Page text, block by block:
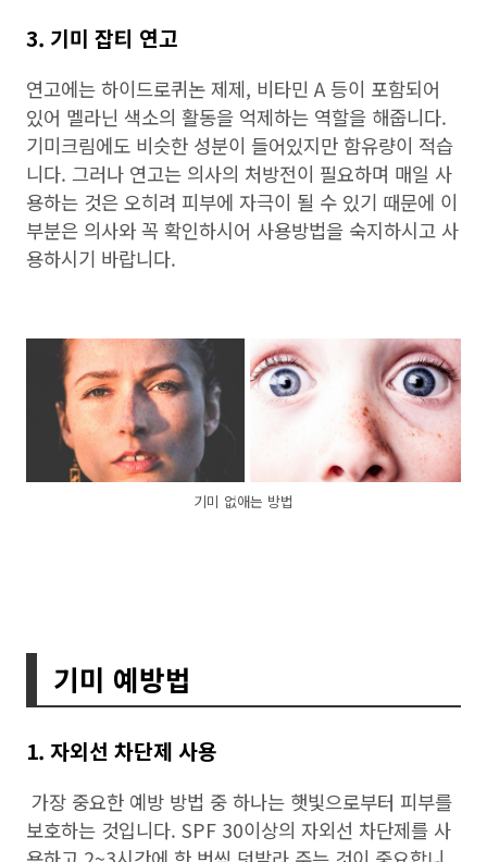
3. 기미 잡티 연고
연고에는 하이드로퀴논 제제, 비타민 A 등이 포함되어
있어 멜라닌 색소의 활동을 억제하는 역할을 해줍니다.
기미크림에도 비슷한 성분이 들어있지만 함유량이 적습
니다. 그러나 연고는 의사의 처방전이 필요하며 매일 사
용하는 것은 오히려 피부에 자극이 될 수 있기 때문에 이
부분은 의사와 꼭 확인하시어 사용방법을 숙지하시고 사
용하시기 바랍니다.
기미 없애는 방법
기미 예방법
1. 자외선 차단제 사용
가장 중요한 예방 방법 중 하나는 햇빛으로부터 피부를
보호하는 것입니다. SPF 30이상의 자외선 차단제를 사